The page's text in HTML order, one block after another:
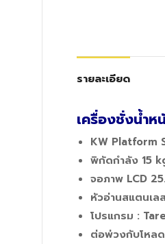
รายละเอียด
เครื่องชั่งน้ำห
KW Platform
พิกัดกำลัง 15
จอภาพ LCD
หัวอ่านสแตนเล
โปรแกรม :
ต่อพ่วงกับโหล